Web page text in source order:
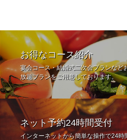
お得なコース紹介
宴会コース・結婚式二次会プランなど
放題プランをご用意しております。
ネット予約24時間受付
インターネットから簡単な操作で24